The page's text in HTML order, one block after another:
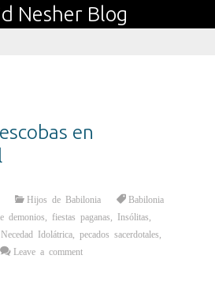
en
Hijos de Babilonia
Babilonia
demonios fiestas paganas Insólitas
Necedad Idolátrica ,pecados sacerdotales
Leave a comment